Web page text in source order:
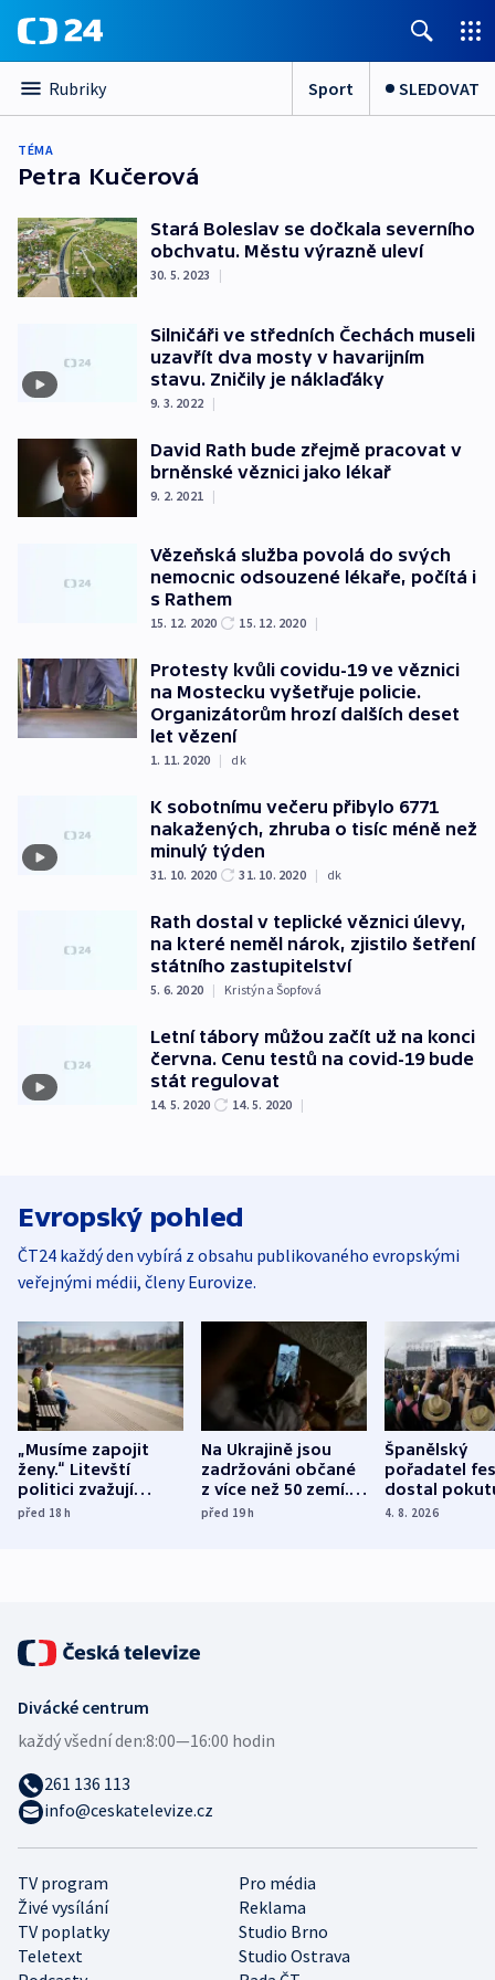
Rubriky Sport SLEDOVAT
TÉMA
Petra Kučerová
Stará Boleslav se dočkala severního
obchvatu. Městu výrazně uleví
30. 5. 2023 |
Silničáři ve středních Čechách museli
uzavřít dva mosty v havarijním
stavu. Zničily je náklaďáky
9. 3. 2022 |
David Rath bude zřejmě pracovat v
brněnské věznici jako lékař
9. 2. 2021 |
Vězeňská služba povolá do svých
nemocnic odsouzené lékaře, počítá i
s Rathem
15. 12. 2020 15. 12. 2020 |
Protesty kvůli covidu-19 ve věznici
na Mostecku vyšetřuje policie.
Organizátorům hrozí dalších deset
let vězení
1. 11. 2020 | dk
K sobotnímu večeru přibylo 6771
nakažených, zhruba o tisíc méně než
minulý týden
31. 10. 2020 31. 10. 2020 | dk
Rath dostal v teplické věznici úlevy,
na které neměl nárok, zjistilo šetření
státního zastupitelství
5. 6. 2020 | Kristýna Šopfová
Letní tábory můžou začít už na konci
června. Cenu testů na covid-19 bude
stát regulovat
14. 5. 2020 14. 5. 2020 |
Evropský pohled
ČT24 každý den vybírá z obsahu publikovaného evropskými
veřejnými médii, členy Eurovize.
„Musíme zapojit
ženy.“ Litevští
politici zvažují
dohodu o
před 18h
Na Ukrajině jsou
zadržováni občané
z více než 50 zemí.
Bojovali na straně
před 19h
Španělský
pořadatel
dostal
nekalé
4. 8. 2026
TV program
Pro média
Živé vysílání
Reklama
TV poplatky
Studio Brno
Teletext
Studio Ostrava
Divácké centrum
každý všední den:8:00—16:00 hodin
261 136 113
info@ceskatelevize.cz